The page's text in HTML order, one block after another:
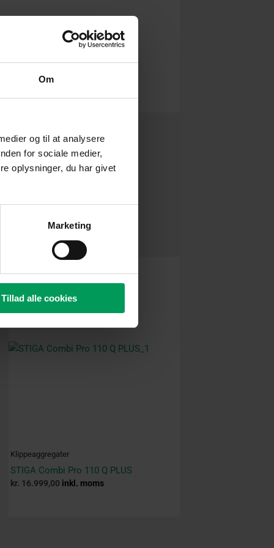
Om
og til at analysere
for sociale medier,
oplysninger, du har givet
Marketing
Tillad alle cookies
Klippeaggregater
STIGA Combi Pro 110 Q PLUS
kr. 16.999,00 inkl. moms